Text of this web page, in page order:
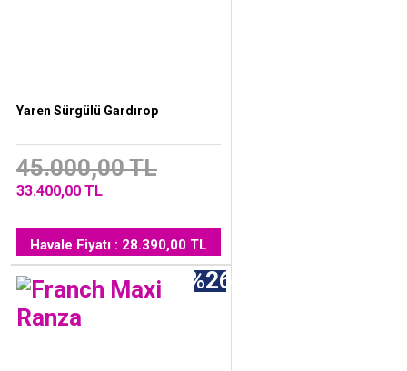
Yaren Sürgülü Gardırop
45.000,00 TL
33.400,00 TL
Havale Fiyatı : 28.390,00 TL
%26